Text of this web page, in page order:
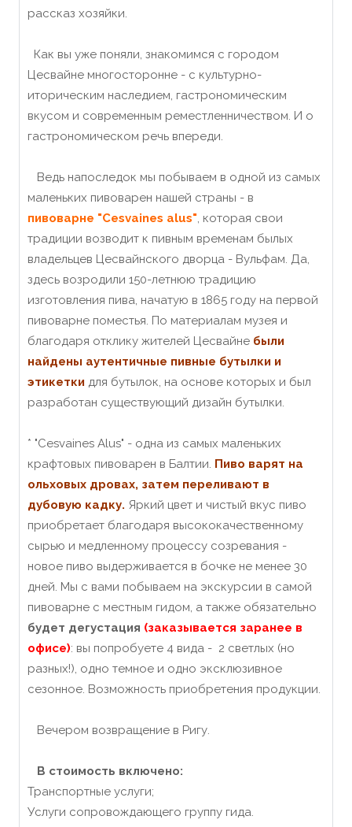
рассказ хозяйки.
Как вы уже поняли, знакомимся с городом
Цесвайне многосторонне - с культурно-
иторическим наследием, гастрономическим
вкусом и современным реместленничеством. И о
гастрономическом речь впереди.
Ведь напоследок мы побываем в одной из самых
маленьких пивоварен нашей страны - в
пивоварне "Cesvaines alus", которая свои
традиции возводит к пивным временам былых
владельцев Цесвайнского дворца - Вульфам. Да,
здесь возродили 150-летнюю традицию
изготовления пива, начатую в 1865 году на первой
пивоварне поместья. По материалам музея и
благодаря отклику жителей Цесвайне были
найдены аутентичные пивные бутылки и
этикетки для бутылок, на основе которых и был
разработан существующий дизайн бутылки.
* "Cesvaines Alus" - одна из самых маленьких
крафтовых пивоварен в Балтии. Пиво варят на
ольховых дровах, затем переливают в
дубовую кадку. Яркий цвет и чистый вкус пиво
приобретает благодаря высококачественному
сырью и медленному процессу созревания -
новое пиво выдерживается в бочке не менее 30
дней. Мы с вами побываем на экскурсии в самой
пивоварне с местным гидом, а также обязательно
будет дегустация (заказывается заранее в
офисе): вы попробуете 4 вида - 2 светлых (но
разных!), одно темное и одно эксклюзивное
сезонное. Возможность приобретения продукции.
Вечером возвращение в Ригу.
В стоимость включено:
Транспортные услуги;
Услуги сопровождающего группу гида.